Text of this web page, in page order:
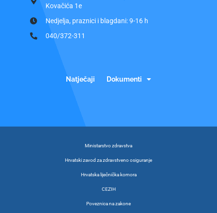
Kovačića 1e
Nedjelja, praznici i blagdani: 9-16 h
040/372-311
Natječaji Dokumenti
Ministarstvo zdravstva
Hrvatski zavod za zdravstveno osiguranje
Hrvatska liječnička komora
CEZIH
Poveznica na zakone